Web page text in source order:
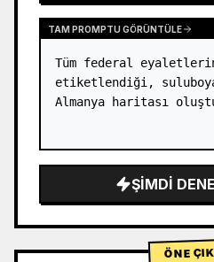
TAM PROMPTU GÖRÜNTÜLE
Tüm federal
etiketlendiği,
Almanya haritası
ŞIMDI DENE
ÖNE